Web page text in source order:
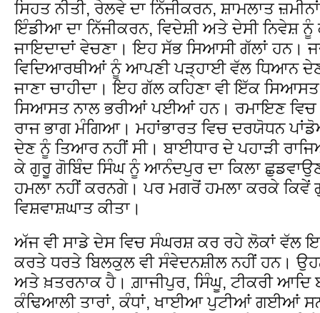
ਸਿਹਤ ਨੀਤੀ, ਰੇਲਵੇ ਦਾ ਨਿੱਜੀਕਰਨ, ਸ਼ਾਮਲਾਤ
ਇੰਡੀਆ ਦਾ ਨਿੱਜੀਕਰਨ, ਵਿਦੇਸ਼ੀ ਅਤੇ ਦੇਸੀ ਨਿਵੇਸ਼
ਜਾਇਦਾਦਾਂ ਵੇਚਣਾ। ਇਹ ਸੱਭ ਸਿਆਸੀ ਗੱਲਾਂ ਹਨ।
ਵਿਦਿਆਰਥੀਆਂ ਨੂੰ ਆਪਣੀ ਪੜ੍ਹਾਈ ਵੱਲ ਧਿਆਨ
ਜਾਣਾ ਚਾਹੀਦਾ। ਇਹ ਗੱਲ ਕਹਿਣਾ ਵੀ ਇੱਕ
ਸਿਆਸਤ ਨਾਲ ਭਰੀਆਂ ਪਈਆਂ ਹਨ। ਰਮਾਇਣ
ਰਾਜ ਭਾਗ ਮੰਗਿਆ। ਮਹਾਂਭਾਰਤ ਵਿਚ ਦਰਯੋਧਨ
ਦੇਣ ਨੂੰ ਤਿਆਰ ਨਹੀਂ ਸੀ। ਬਾਈਧਾਰ ਦੇ ਪਹਾੜੀ
ਕੇ ਗੁਰੂ ਗੋਬਿੰਦ ਸਿੰਘ ਨੂੰ ਆਨੰਦਪੁਰ ਦਾ ਕਿਲਾ
ਹਮਲਾ ਨਹੀਂ ਕਰਨਗੇ। ਪਰ ਮਗਰੋਂ ਹਮਲਾ ਕਰਕੇ ਕਿਵੇਂ
ਵਿਸ਼ਵਾਸ਼ਘਾਤ ਕੀਤਾ।
ਅੱਜ ਵੀ ਸਾਡੇ ਦੇਸ ਵਿਚ ਸੰਘਰਸ਼ ਕਰ ਰਹੇ ਲੋਕਾਂ ਵੱਲ
ਕਰਤੇ ਧਰਤੇ ਬਿਲਕੁਲ ਵੀ ਸੰਵੇਦਨਸ਼ੀਲ ਨਹੀਂ ਹਨ।
ਅਤੇ ਖ਼ਤਰਨਾਕ ਹੈ। ਗ਼ਾਜੀਪੁਰ, ਸਿੰਘੂ, ਟੀਕਰੀ ਆਦਿ
ਕੰਢਿਆਲੀ ਤਾਰਾਂ, ਕੰਧਾਂ, ਖਾਈਆ ਪੁਟੀਆਂ ਗਈਆਂ